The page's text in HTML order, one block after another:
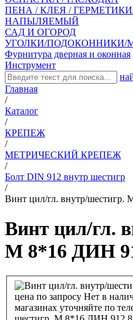
ПЕНА / КЛЕЯ /
НАПЫЛЯЕМЫЙ
САД И ОГОРОД
УГОЛКИ/ПОДОКОННИКИ/
Фурнитура дверная и оконная
Инструмент
Главная
/
Каталог
/
КРЕПЕЖ
/
МЕТРИЧЕСКИЙ КРЕПЕЖ
/
Болт DIN 912 внутр шестигр
/
Винт цил/гл. внутр/
Винт цил/гл.
М 8*16 ДИН
цена по запросу Нет в
магазинах уточняйте по